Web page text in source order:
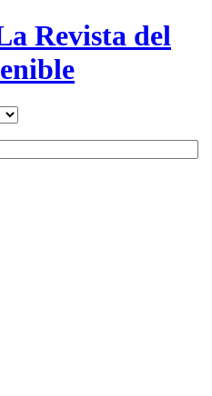
Revista del